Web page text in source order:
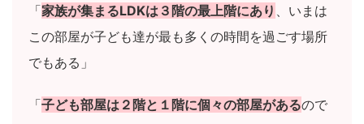
「家族が集まるLDKは３階の最上階にあり 、いまは
この部屋が子ども達が最も多くの時間を過ごす場所
でもある」
「子ども部屋は２階と１階に個々の部屋があるので